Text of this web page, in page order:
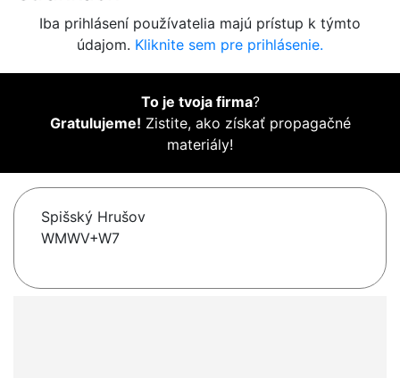
Iba prihlásení používatelia majú prístup k týmto
údajom. Kliknite sem pre prihlásenie.
To je tvoja firma?
Gratulujeme! Zistite, ako získať propagačné
materiály!
Spišský Hrušov
WMWV+W7